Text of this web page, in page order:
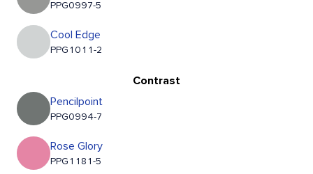
PPG0997-5
Cool Edge
PPG1011-2
Contrast
Pencilpoint
PPG0994-7
Rose Glory
PPG1181-5